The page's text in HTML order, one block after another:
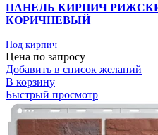
ПАНЕЛЬ КИРПИЧ
КОРИЧНЕВЫЙ
Под кирпич
Цена по запросу
Добавить в список желаний
В корзину
Быстрый просмотр